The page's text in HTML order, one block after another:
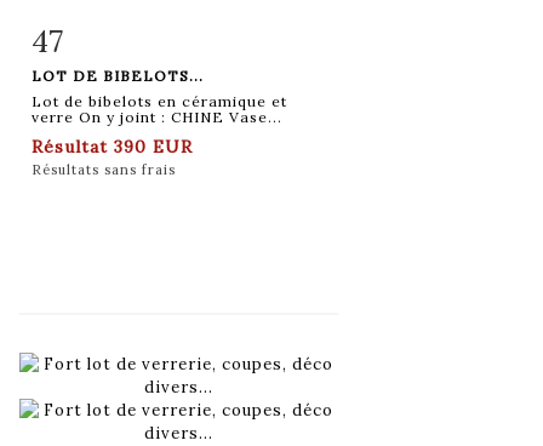
Fiche détaillée
47
LOT DE BIBELOTS...
Lot de bibelots en céramique et
verre On y joint : CHINE Vase...
Résultat 390 EUR
Résultats sans frais